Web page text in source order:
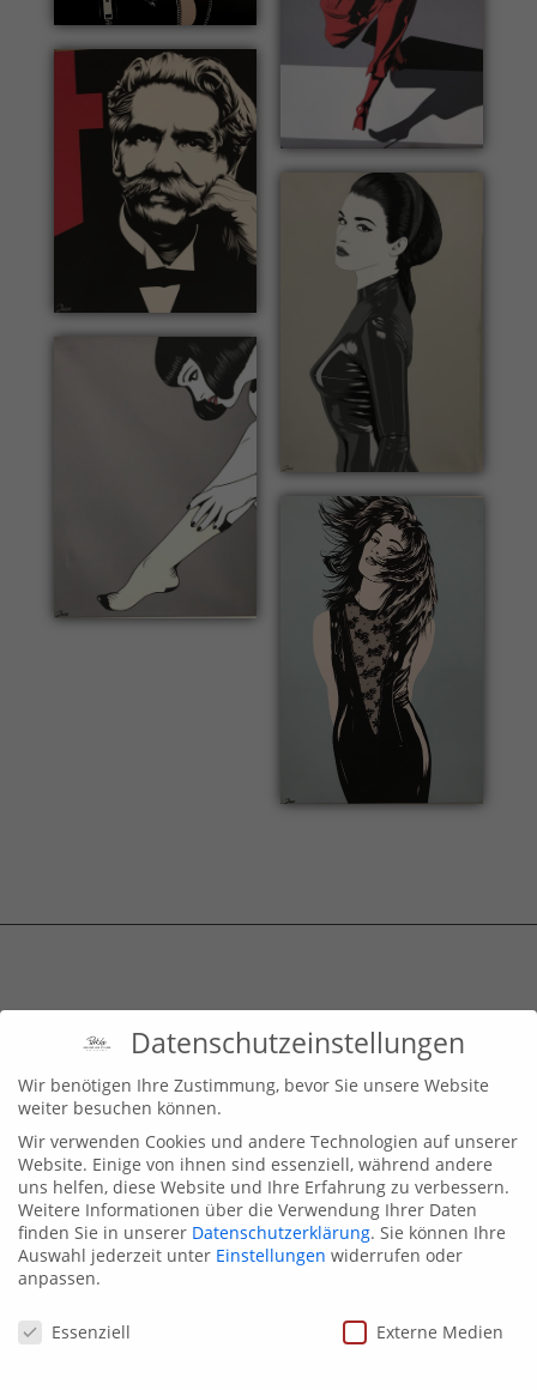
Galerie und Atelier Dietmar Ness
71384 Weinstadt, Germany

+49 177 77 33 425

Kontaktformular
Datenschutz Impressum
Datenschutzeinstellungen
Wir benötigen Ihre Zustimmung, bevor Sie unsere Website
weiter besuchen können.
Wir verwenden Cookies und andere Technologien auf unserer
Website. Einige von ihnen sind essenziell, während andere
uns helfen, diese Website und Ihre Erfahrung zu verbessern.
Weitere Informationen über die Verwendung Ihrer Daten
finden Sie in unserer Datenschutzerklärung. Sie können Ihre
Auswahl jederzeit unter Einstellungen widerrufen oder
anpassen.
Datenschutzeinstellungen
Essenziell Externe Medien